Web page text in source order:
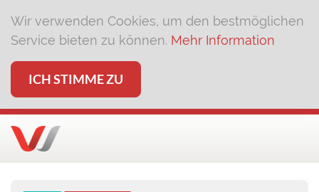
Wir verwenden Cookies, um den bestmöglichen
Service bieten zu können. Mehr Information
ICH STIMME ZU